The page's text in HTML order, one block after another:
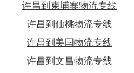
许昌到柬埔寨物流专线
许昌到仙桃物流专线
许昌到美国物流专线
许昌到文昌物流专线